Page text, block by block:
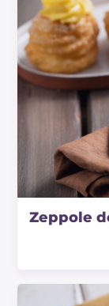
Zeppole